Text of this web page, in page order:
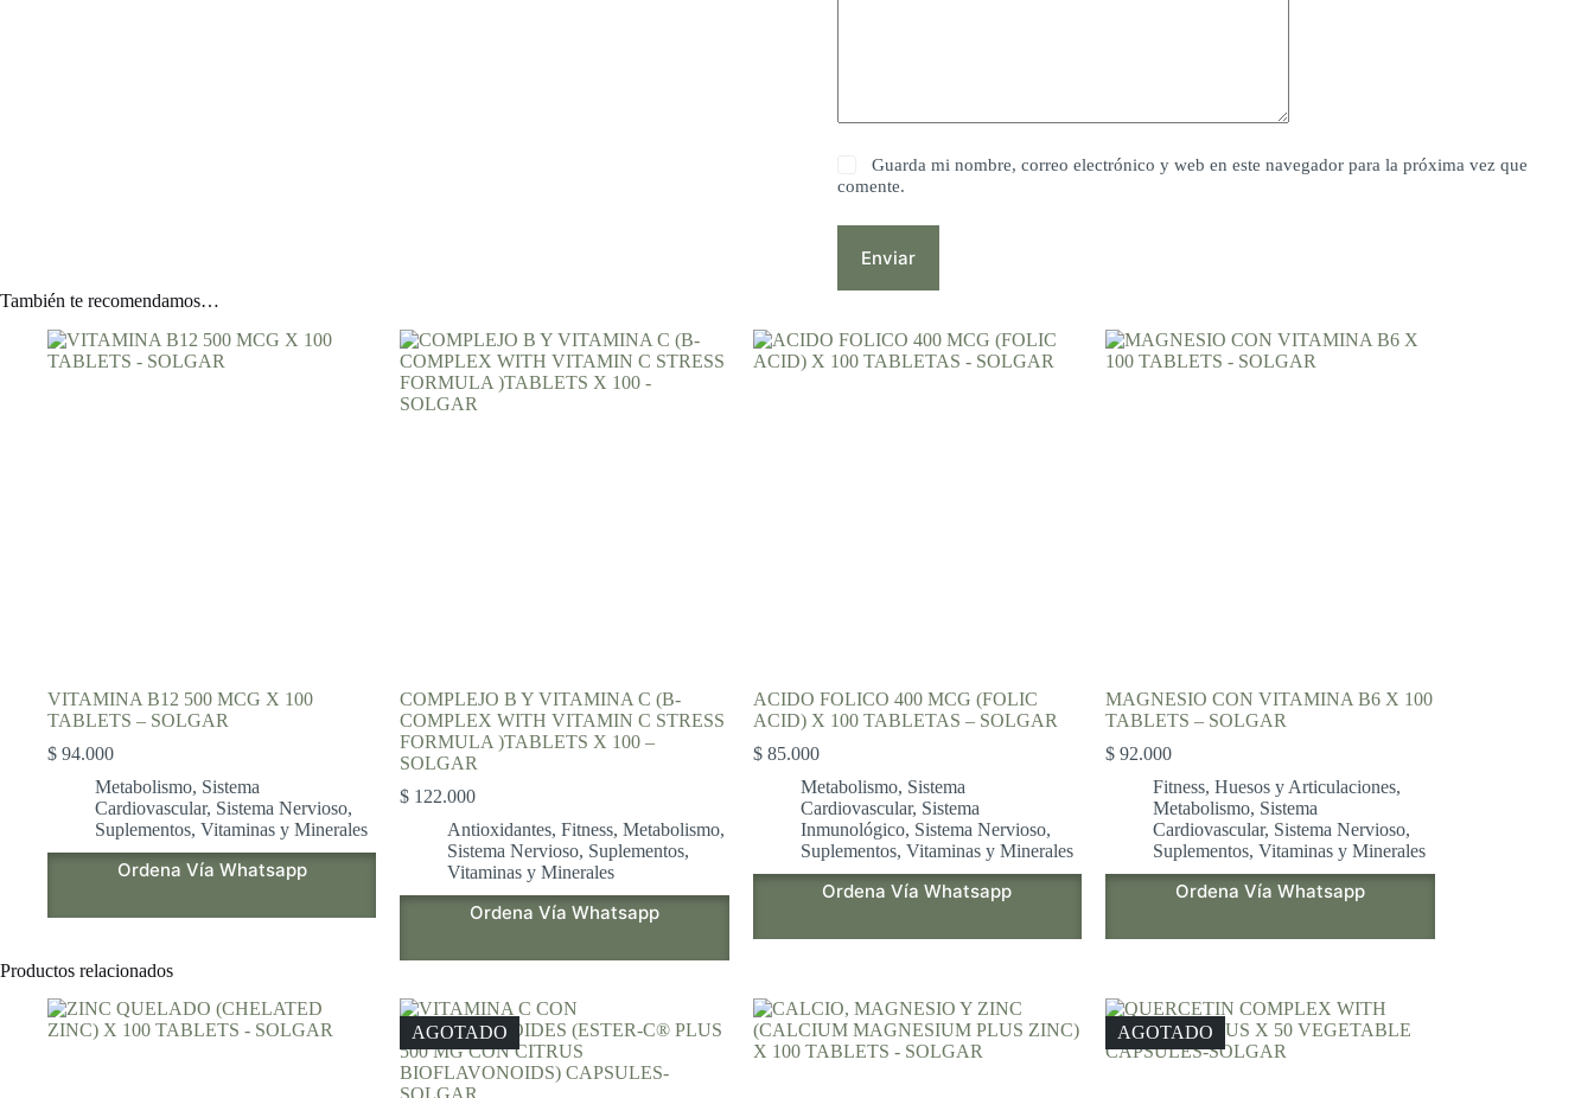
Guarda mi nombre, correo electrónico y web en este navegador para la próxima vez que
comente.
Enviar
También te recomendamos…
VITAMINA B12 500 MCG X 100
TABLETS – SOLGAR
$ 94.000
Metabolismo, Sistema
Cardiovascular, Sistema Nervioso,
Suplementos, Vitaminas y Minerales
Ordena Vía Whatsapp
COMPLEJO B Y VITAMINA C (B-
COMPLEX WITH VITAMIN C STRESS
FORMULA )TABLETS X 100 –
SOLGAR
$ 122.000
Antioxidantes,Fitness,Metabolismo,
Sistema Nervioso, Suplementos,
Vitaminas y Minerales
Ordena Vía Whatsapp
ACIDO FOLICO 400 MCG (FOLIC
ACID) X 100 TABLETAS – SOLGAR
$85.000
Metabolismo, Sistema
Cardiovascular, Sistema
Inmunológico, Sistema Nervioso,
Suplementos, Vitaminas y Minerales
Ordena Vía Whatsapp
MAGNESIO CON VITAMINA B6 X 100
TABLETS – SOLGAR
$ 92.000
Fitness,Huesos y Articulaciones,
Metabolismo, Sistema
Cardiovascular, Sistema Nervioso,
Suplementos,Vitaminas y Minerales
Ordena Vía Whatsapp
Productos relacionados
AGOTADO AGOTADO